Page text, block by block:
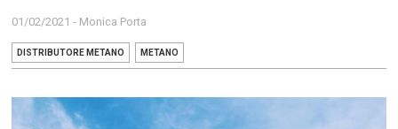
01/02/2021 - Monica Porta
DISTRIBUTORE METANO METANO